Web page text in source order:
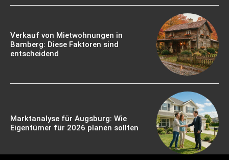
Verkauf von Mietwohnungen in
Bamberg: Diese Faktoren sind
entscheidend
Marktanalyse für Augsburg: Wie
Eigentümer für 2026 planen sollten